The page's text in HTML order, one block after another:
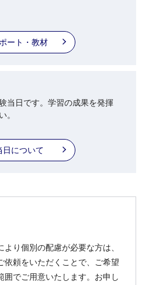
ート・教材
当日です。学習の成果を発揮
。
日について
り個別の配慮が必要な方は、
依頼をいただくことで、ご希望
囲でご用意いたします。お申し